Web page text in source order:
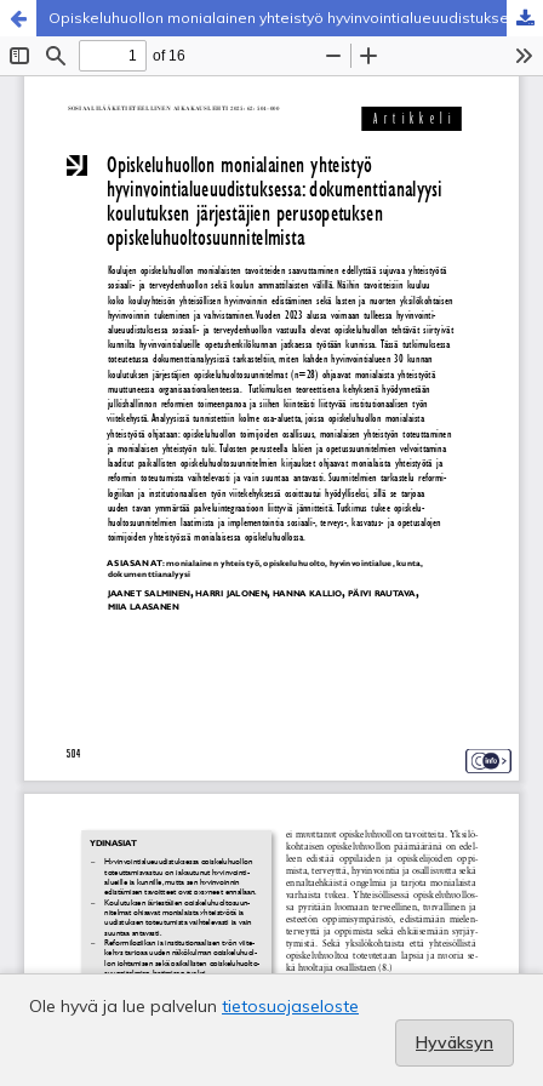
Opiskeluhuollon monialainen yhteistyö hyvinvointialueuudistuksessa: dokumenttianalyysi koulutuksen järjestäjien perusopetuksen opiskeluhuoltosuunnitelmista
Ole hyvä ja lue palvelun tietosuojaseloste
Hyväksyn
Palvelua ylläpitääTieteellisten seurain valtuuskunta